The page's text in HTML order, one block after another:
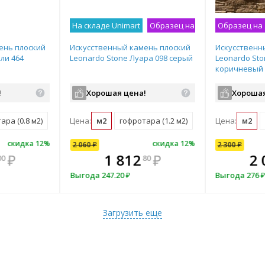
плоский
464
(0.8 м2)
скидка 12%
₽
В комплекте
всегда выгоднее!
На складе Unimart Образец на экспозиции
Искусственный камень плоский
Leonardo Stone Луара 098 серый
Хорошая цена!
Цена: м2 гофротара (1.2 м2)
скидка
80
2 060₽ скидка 12%
1 81280 ₽
Выгода 247.20₽
В
всегда
Образец на
Leonardo
коричневый
Цена: м2
скидка 9% 2 300 скидка
2 02400
Выгода276
2 300₽
2
Выгода 276₽
скидка5%
1 586
скидка 7%
1 553
Выгода
1 670
Выгода
Загрузить еще